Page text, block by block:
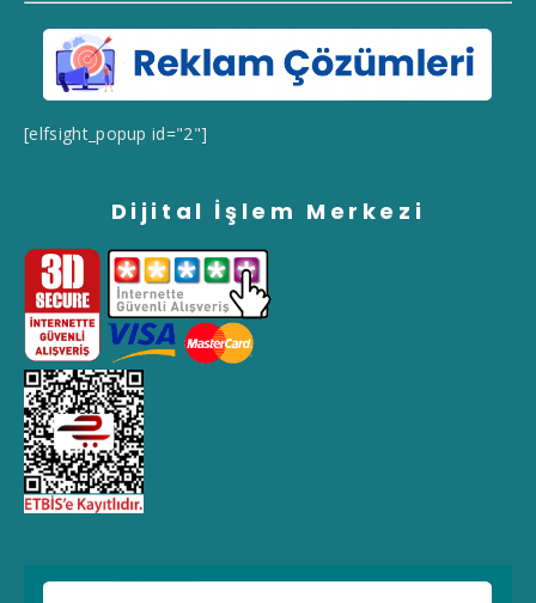
[elfsight_popup id="2"]
Dijital İşlem Merkezi